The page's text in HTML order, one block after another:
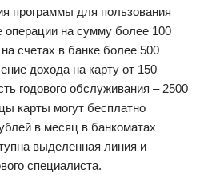
программы для пользования
на сумму более 100
счетах в банке более 500
дохода на карту от 150
годового обслуживания – 2500
карты могут бесплатно
в месяц в банкоматах
выделенная линия и
специалиста.